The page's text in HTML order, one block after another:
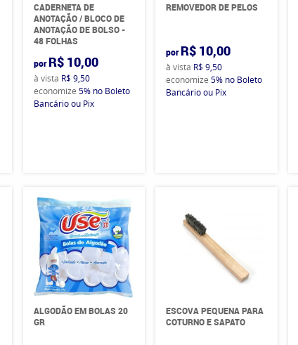
CADERNETA DE
ANOTAÇÃO / BLOCO DE
ANOTAÇÃO DE BOLSO -
48 FOLHAS
por R$ 10,00
à vista R$ 9,50
economize 5% no Boleto
Bancário ou Pix
REMOVEDOR DE PELOS
por R$ 10,00
à vista R$ 9,50
economize5% no Boleto
Bancário ou Pix
ALGODÃO EM BOLAS 20
GR
ESCOVA PEQUENA PARA
COTURNO E SAPATO